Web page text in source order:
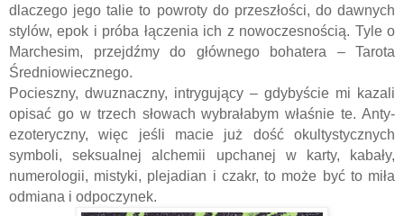
dlaczego jego talie to powroty do przeszłości, do dawnych
stylów, epok i próba łączenia ich z nowoczesnością. Tyle o
Marchesim, przejdźmy do głównego bohatera – Tarota
Średniowiecznego.
Pocieszny, dwuznaczny, intrygujący – gdybyście mi kazali
opisać go w trzech słowach wybrałabym właśnie te. Anty-
ezoteryczny, więc jeśli macie już dość okultystycznych
symboli, seksualnej alchemii upchanej w karty, kabały,
numerologii, mistyki, plejadian i czakr, to może być to miła
odmiana i odpoczynek.